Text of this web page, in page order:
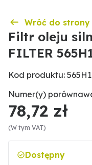
Wróć do strony
Filtr oleju
FILTER
Kod produktu:
Numer(y)
78,72 zł
(W tym VAT)
Dostępny